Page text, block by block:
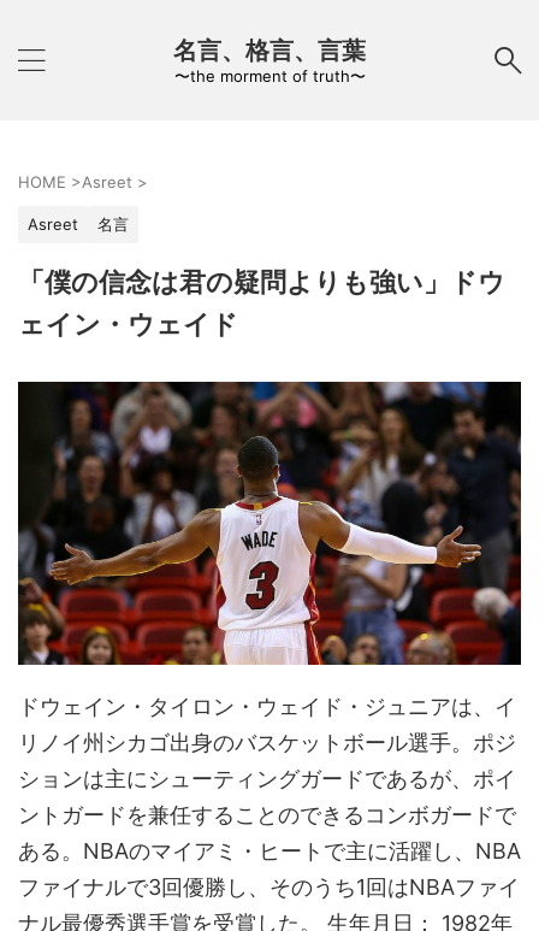
名言、格言、言葉
〜the morment of truth〜
HOME >Asreet >
Asreet 名言
「僕の信念は君の疑問よりも強い」ドウ
ェイン・ウェイド
ドウェイン・タイロン・ウェイド・ジュニアは、イ
リノイ州シカゴ出身のバスケットボール選手。ポジ
ションは主にシューティングガードであるが、ポイ
ントガードを兼任することのできるコンボガードで
ある。NBAのマイアミ・ヒートで主に活躍し、NBA
ファイナルで3回優勝し、そのうち1回はNBAファイ
ナル最優秀選手賞を受賞した。 生年月日： 1982年